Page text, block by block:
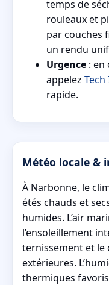
temps de
rouleaux et
par couches
un rendu
Urgence : en
appelez
rapide.
Météo locale &
À Narbonne, le
étés chauds et
humides. L’air
l’ensoleillement
ternissement et le
extérieures.
thermiques